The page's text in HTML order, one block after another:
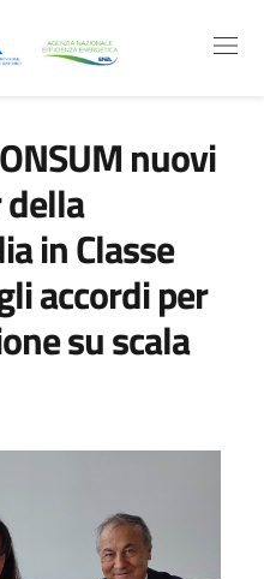
nuovi
della
in Classe
accordi per
su scala